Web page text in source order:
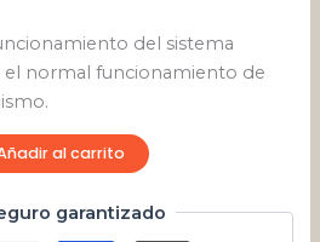
del sistema
normal funcionamiento de
al carrito
garantizado